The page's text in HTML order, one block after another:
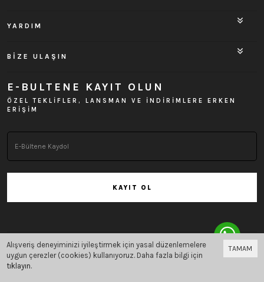
YARDIM
BİZE ULAŞIN
E-BULTENE KAYIT OLUN
ÖZEL TEKLİFLER, LANSMAN VE İNDİRİMLERE ERKEN
ERİŞİM
KAYIT OL
Bu site Vikaon E-Ticaret sistemleriile hazırlanmıştır.
TAMAM
Alışveriş deneyiminizi iyileştirmek için yasal düzenlemelere
uygun çerezler (cookies) kullanıyoruz. Daha fazla bilgi için
tıklayın.